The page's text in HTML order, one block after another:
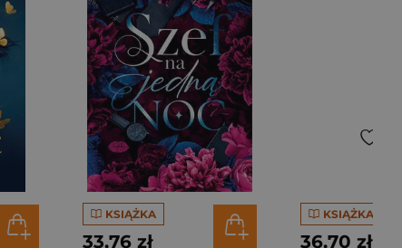
KSIĄŻKA
33,76 zł
KSIĄŻKA
36,70 zł